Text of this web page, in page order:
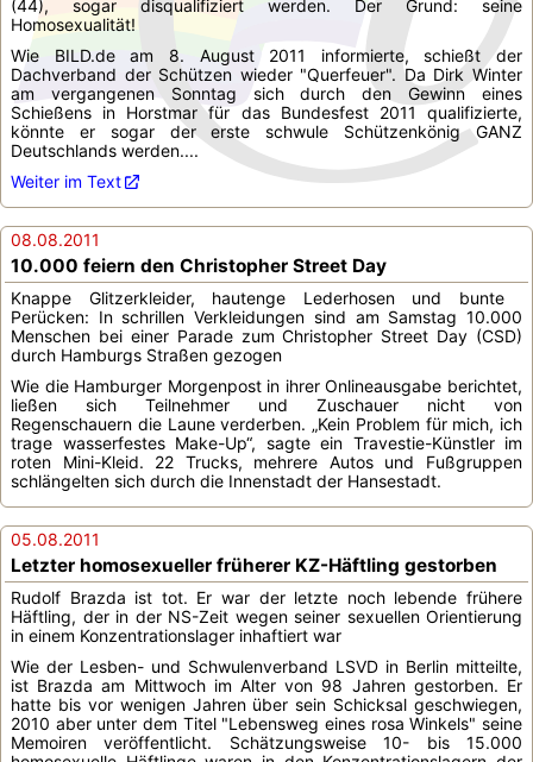
(44), sogar disqualifiziert werden. Der Grund: seine
Homosexualität!
Wie BILD.de am 8. August 2011 informierte, schießt der
Dachverband der Schützen wieder "Querfeuer". Da Dirk Winter
am vergangenen Sonntag sich durch den Gewinn eines
Schießens in Horstmar für das Bundesfest 2011 qualifizierte,
könnte er sogar der erste schwule Schützenkönig GANZ
Deutschlands werden....
Weiter im Text
08.08.2011
10.000 feiern den Christopher Street Day
Knappe Glitzerkleider, hautenge Lederhosen und bunte
Perücken: In schrillen Verkleidungen sind am Samstag 10.000
Menschen bei einer Parade zum Christopher Street Day (CSD)
durch Hamburgs Straßen gezogen
Wie die Hamburger Morgenpost in ihrer Onlineausgabe berichtet,
ließen sich Teilnehmer und Zuschauer nicht von
Regenschauern die Laune verderben. „Kein Problem für mich, ich
trage wasserfestes Make-Up“, sagte ein Travestie-Künstler im
roten Mini-Kleid. 22 Trucks, mehrere Autos und Fußgruppen
schlängelten sich durch die Innenstadt der Hansestadt.
05.08.2011
Letzter homosexueller früherer KZ-Häftling gestorben
Rudolf Brazda ist tot. Er war der letzte noch lebende frühere
Häftling, der in der NS-Zeit wegen seiner sexuellen Orientierung
in einem Konzentrationslager inhaftiert war
Wie der Lesben- und Schwulenverband LSVD in Berlin mitteilte,
ist Brazda am Mittwoch im Alter von 98 Jahren gestorben. Er
hatte bis vor wenigen Jahren über sein Schicksal geschwiegen,
2010 aber unter dem Titel "Lebensweg eines rosa Winkels" seine
Memoiren veröffentlicht. Schätzungsweise 10- bis 15.000